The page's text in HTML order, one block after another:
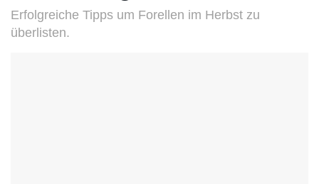
Erfolgreiche Tipps um Forellen im Herbst zu
überlisten.